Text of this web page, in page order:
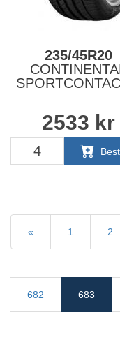
235/45R20
2533 kr
« 1 2
682 683